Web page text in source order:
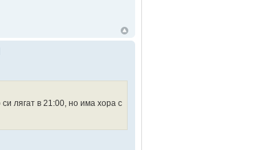
лягат в 21:00, но има хора с